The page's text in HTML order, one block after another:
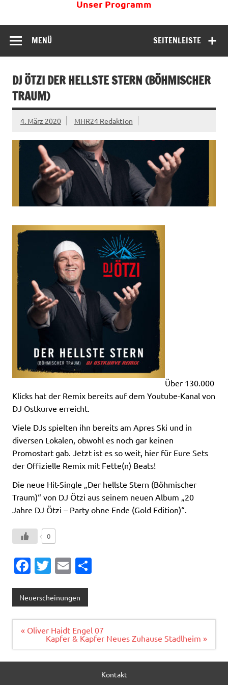
Unser Programm
SEITENLEISTE
MENÜ
DJ ÖTZI DER HELLSTE STERN (BÖHMISCHER
TRAUM)
4. März 2020 MHR24 Redaktion
Über 130.000
Klicks hat der Remix bereits auf dem Youtube-Kanal von
DJ Ostkurve erreicht.
Viele DJs spielten ihn bereits am Apres Ski und in
diversen Lokalen, obwohl es noch gar keinen
Promostart gab. Jetzt ist es so weit, hier für Eure Sets
der Offizielle Remix mit Fette(n) Beats!
Die neue Hit-Single „Der hellste Stern (Böhmischer
Traum)“ von DJ Ötzi aus seinem neuen Album „20
Jahre DJ Ötzi – Party ohne Ende (Gold Edition)“.
0
Fa
e
b
o
o
k
T
it
te
r
E
ai
l
n
Neuerscheinungen
Beitragsnavigation
« Oliver Haidt Engel 07
Kapfer & Kapfer Neues Zuhause Stadlheim »
Kontakt